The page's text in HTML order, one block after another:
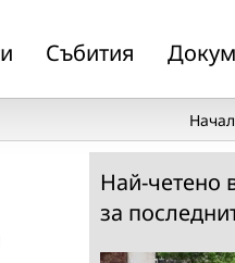
Събития
Най-четено
за